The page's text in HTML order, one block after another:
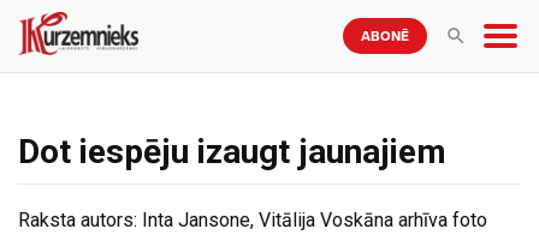
ABONĒ
Dot iespēju izaugt jaunajiem
Raksta autors: Inta Jansone, Vitālija Voskāna arhīva foto